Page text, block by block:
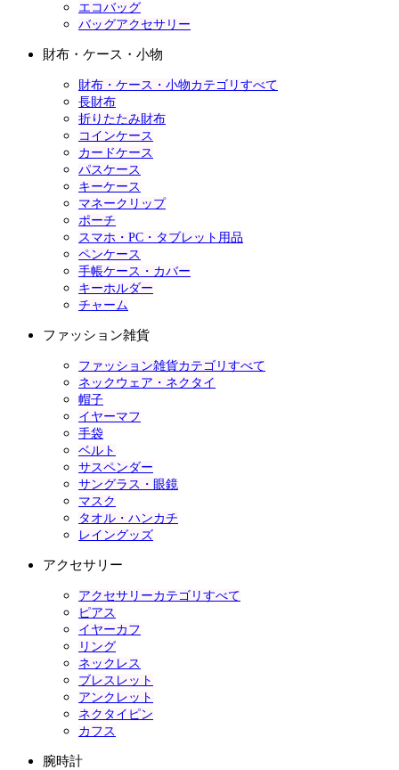
エコバッグ
バッグアクセサリー
財布・ケース・小物
財布・ケース・小物カテゴリすべて
長財布
折りたたみ財布
コインケース
カードケース
パスケース
キーケース
マネークリップ
ポーチ
スマホ・PC・タブレット用品
ペンケース
手帳ケース・カバー
キーホルダー
チャーム
ファッション雑貨
ファッション雑貨カテゴリすべて
ネックウェア・ネクタイ
帽子
イヤーマフ
手袋
ベルト
サスペンダー
サングラス・眼鏡
マスク
タオル・ハンカチ
レイングッズ
アクセサリー
アクセサリーカテゴリすべて
ピアス
イヤーカフ
リング
ネックレス
ブレスレット
アンクレット
ネクタイピン
カフス
腕時計